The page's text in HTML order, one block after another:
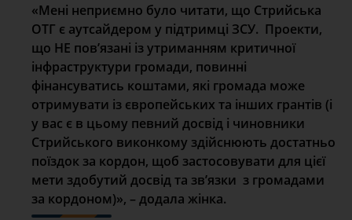
«Мені неприємно було читати, що Стрийська
ОТГ є аутсайдером у підтримці ЗСУ. Проекти,
що НЕ пов’язані із утриманням критичної
інфраструктури громади, повинні
фінансуватись коштами, які громада може
отримувати із європейських та інших грантів (і
у вас є в цьому певний досвід і чиновники
Стрийського виконкому здійснюють достатньо
поїздок за кордон, щоб застосовувати для цієї
мети здобутий досвід та зв’язки з громадами
за кордоном)», – додала жінка.